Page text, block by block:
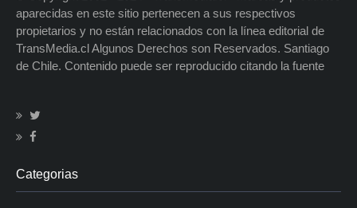
aparecidas en este sitio pertenecen a sus respectivos
propietarios y no están relacionados con la línea editorial de
TransMedia.cl Algunos Derechos son Reservados. Santiago
de Chile. Contenido puede ser reproducido citando la fuente
Categorias